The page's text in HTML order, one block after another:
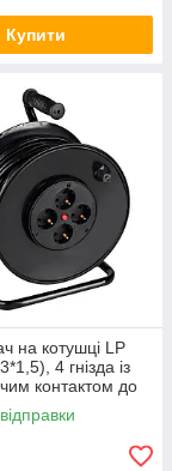
Купити
на котушці LP
4 гнізда із
контактом до